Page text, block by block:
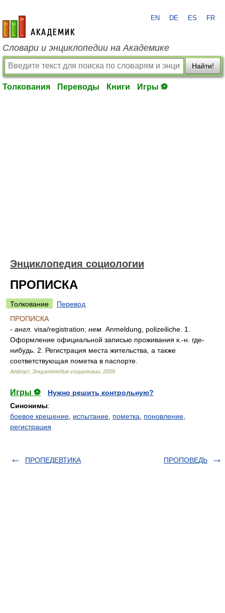
academic.ru
EN DE ES FR
Словари и энциклопедии на Академике
Найти!
Толкования Переводы Книги Игры ⚽
Энциклопедия социологии
ПРОПИСКА
Толкование
Перевод
ПРОПИСКА
- англ. visa/registration; нем. Anmeldung, polizeiliche. 1.
Оформление официальной записью проживания к.-н. где-
нибудь. 2. Регистрация места жительства, а также
соответствующая пометка в паспорте.
Antinazi. Энциклопедия социологии 2009
Игры ⚽
Нужно решить контрольную?
Синонимы:
боевое крещение испытание пометка поновление
регистрация
ПРОПЕДЕВТИКА ПРОПОВЕДЬ